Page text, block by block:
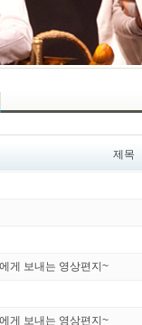
제목
게 보내는 영상편지~
게 보내는 영상편지~